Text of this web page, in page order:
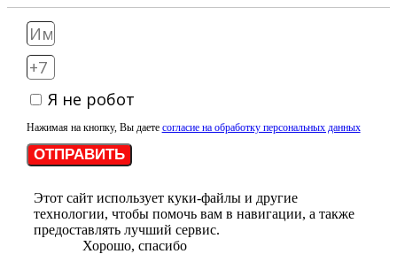
Я не робот
Нажимая на кнопку, Вы даете согласие на обработку персональных данных
ОТПРАВИТЬ
Этот сайт использует куки-файлы и другие
технологии, чтобы помочь вам в навигации, а также
предоставлять лучший сервис.
Хорошо, спасибо